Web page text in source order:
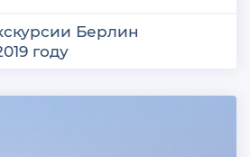
Берлин
году